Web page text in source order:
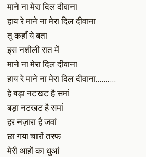
माने ना मेरा दिल दीवाना
हाय रे माने ना मेरा दिल दीवाना
तू कहाँ ये बता
इस नशीली रात में
माने ना मेरा दिल दीवाना
हाय रे माने ना मेरा दिल दीवाना……….
हे बड़ा नटखट है समां
बड़ा नटखट है समां
हर नज़ारा है जवां
छा गया चारों तरफ
मेरी आहों का धुआं